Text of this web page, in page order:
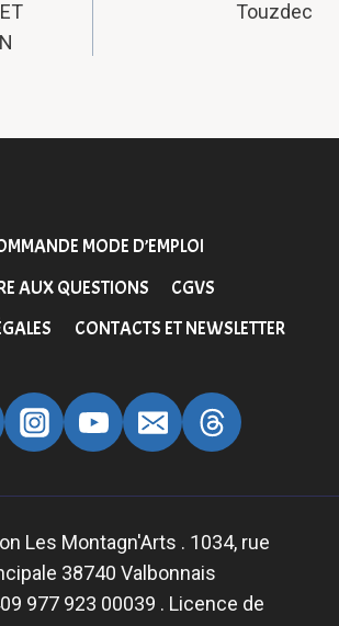
Touzdec
MODE D’EMPLOI
AUX QUESTIONS
CGVS
CONTACTS ET NEWSLETTER
Les Montagn'Arts . 1034, rue
38740 Valbonnais
977 923 00039 . Licence de